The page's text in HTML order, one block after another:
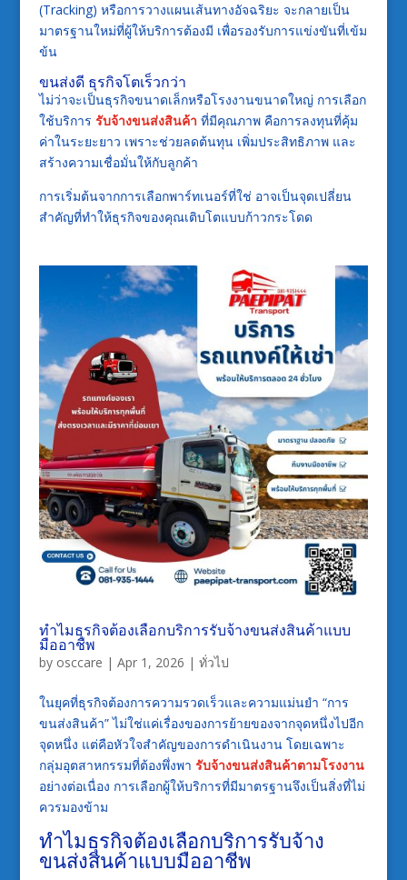
(Tracking) หรือการวางแผนเส้นทางอัจฉริยะ จะกลายเป็น
มาตรฐานใหม่ที่ผู้ให้บริการต้องมี เพื่อรองรับการแข่งขันที่เข้ม
ข้น
ขนส่งดี ธุรกิจโตเร็วกว่า
ไม่ว่าจะเป็นธุรกิจขนาดเล็กหรือโรงงานขนาดใหญ่ การเลือก
ใช้บริการ รับจ้างขนส่งสินค้า ที่มีคุณภาพ คือการลงทุนที่คุ้ม
ค่าในระยะยาว เพราะช่วยลดต้นทุน เพิ่มประสิทธิภาพ และ
สร้างความเชื่อมั่นให้กับลูกค้า
การเริ่มต้นจากการเลือกพาร์ทเนอร์ที่ใช่ อาจเป็นจุดเปลี่ยน
สำคัญที่ทำให้ธุรกิจของคุณเติบโตแบบก้าวกระโดด
ทำไมธุรกิจต้องเลือกบริการรับจ้างขนส่งสินค้าแบบ
มืออาชีพ
by osccare | Apr 1, 2026 | ทั่วไป
ในยุคที่ธุรกิจต้องการความรวดเร็วและความแม่นยำ “การ
ขนส่งสินค้า” ไม่ใช่แค่เรื่องของการย้ายของจากจุดหนึ่งไปอีก
จุดหนึ่ง แต่คือหัวใจสำคัญของการดำเนินงาน โดยเฉพาะ
กลุ่มอุตสาหกรรมที่ต้องพึ่งพา รับจ้างขนส่งสินค้าตามโรงงาน
อย่างต่อเนื่อง การเลือกผู้ให้บริการที่มีมาตรฐานจึงเป็นสิ่งที่ไม่
ควรมองข้าม
ทำไมธุรกิจต้องเลือกบริการรับจ้าง
ขนส่งสินค้าแบบมืออาชีพ